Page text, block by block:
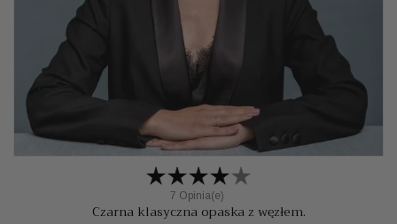
7 Opinia(e)
Czarna klasyczna opaska z węzłem.